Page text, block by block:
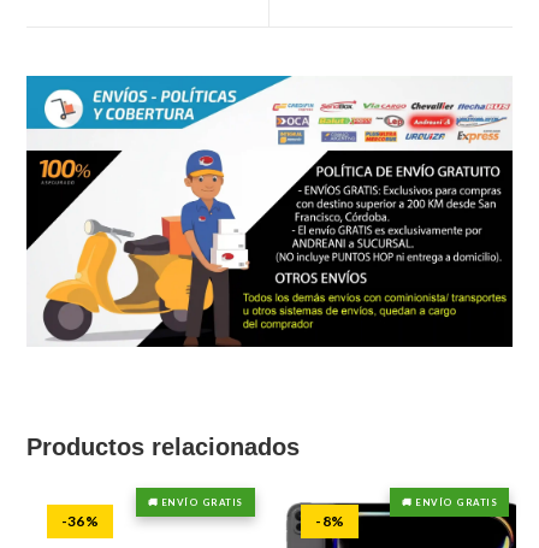
Productos relacionados
🚚 ENVÍO GRATIS
-36%
🚚 ENVÍO GRATIS
-8%